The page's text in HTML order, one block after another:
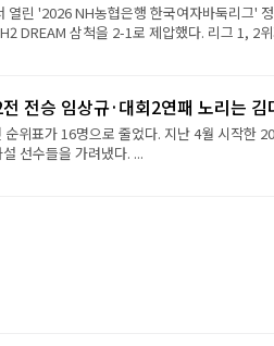
열린 '2026 NH농협은행 한국여자바둑리그'
DREAM 삼척을 2-1로 제압했다. 리그 1, 2
전승 임상규·대회2연패 노리는
위표가 16명으로 줄었다. 지난 4월 시작한
선수들을 가려냈다. ...